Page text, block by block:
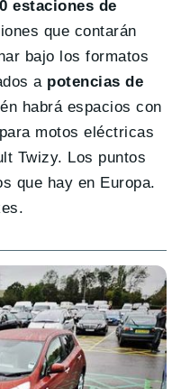
estaciones de
que contarán
bajo los formatos
a potencias de
habrá espacios con
motos eléctricas
Twizy. Los puntos
que hay en Europa.